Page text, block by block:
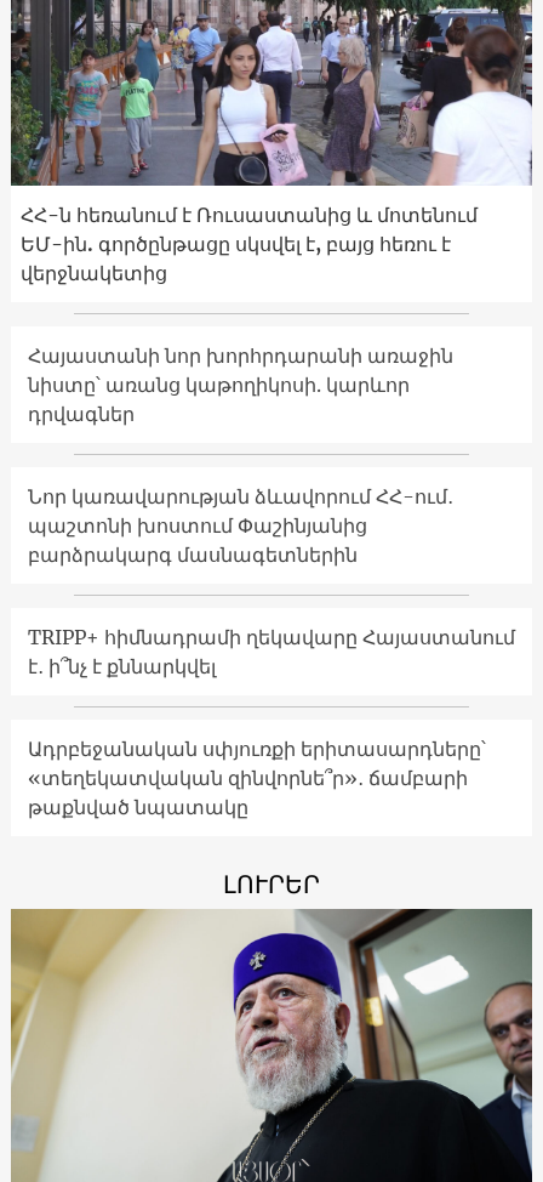
ՀՀ-ն հեռանում է Ռուսաստանից և մոտենում
ԵՄ-ին. գործընթացը սկսվել է, բայց հեռու է
վերջնակետից
Հայաստանի նոր խորհրդարանի առաջին
նիստը՝ առանց կաթողիկոսի. կարևոր
դրվագներ
Նոր կառավարության ձևավորում ՀՀ-ում․
պաշտոնի խոստում Փաշինյանից
բարձրակարգ մասնագետներին
TRIPP+ հիմնադրամի ղեկավարը Հայաստանում
է․ ի՞նչ է քննարկվել
Ադրբեջանական սփյուռքի երիտասարդները՝
«տեղեկատվական զինվորնե՞ր»․ ճամբարի
թաքնված նպատակը
ԼՈՒՐԵՐ